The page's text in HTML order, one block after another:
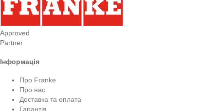
Approved
Partner
Інформація
Про Franke
Про нас
Доставка та оплата
Гарантія